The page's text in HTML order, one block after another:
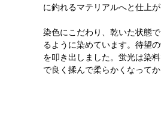
に釣れるマテリアルへと仕上が
染色にこだわり、乾いた状態
るように染めています。待望
を叩き出しました。蛍光は染
で良く揉んで柔らかくなってか